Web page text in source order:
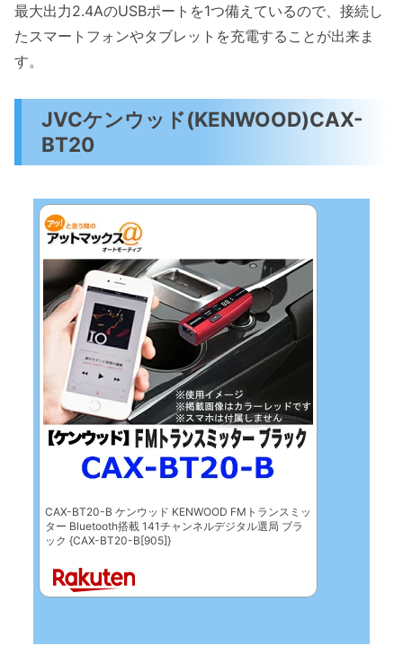
最大出力2.4AのUSBポートを1つ備えているので、接続し
たスマートフォンやタブレットを充電することが出来ま
す。
JVCケンウッド(KENWOOD)CAX-
BT20
CAX-BT20-B ケンウッド KENWOOD FMトランスミッ
ター Bluetooth搭載 141チャンネルデジタル選局 ブラ
ック {CAX-BT20-B[905]}